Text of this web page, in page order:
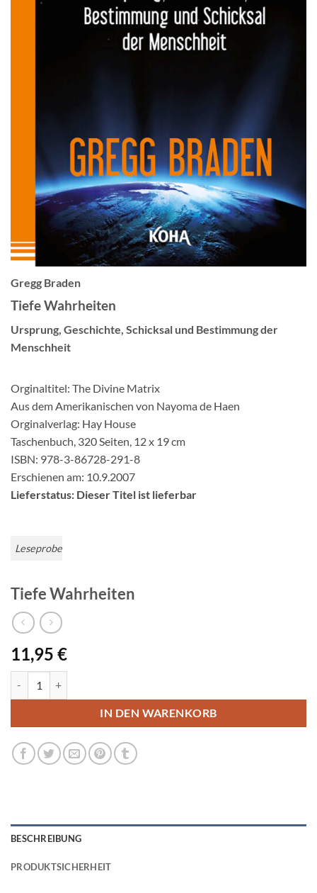
Gregg Braden
Tiefe Wahrheiten
Ursprung, Geschichte, Schicksal und Bestimmung der
Menschheit
Orginaltitel: The Divine Matrix
Aus dem Amerikanischen von Nayoma de Haen
Orginalverlag: Hay House
Taschenbuch, 320 Seiten, 12 x 19 cm
ISBN: 978-3-86728-291-8
Erschienen am: 10.9.2007
Lieferstatus: Dieser Titel ist lieferbar
Leseprobe
Tiefe Wahrheiten
11,95 €
IN DEN WARENKORB
BESCHREIBUNG
PRODUKTSICHERHEIT